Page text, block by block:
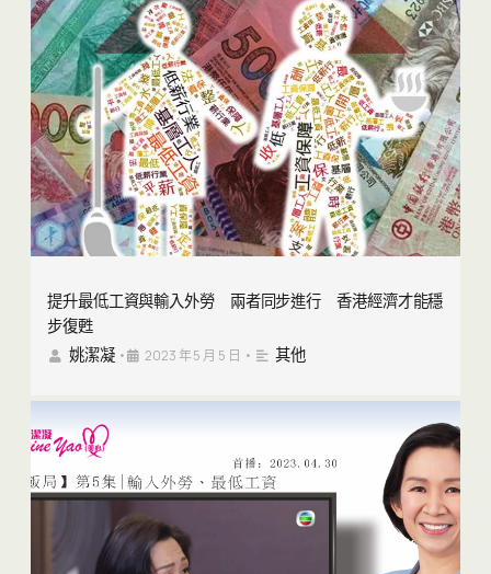
提升最低工資與輸入外勞 兩者同步進行 香港經濟才能穩
步復甦
姚潔凝 • 2023 年 5 月 5 日 • 其他